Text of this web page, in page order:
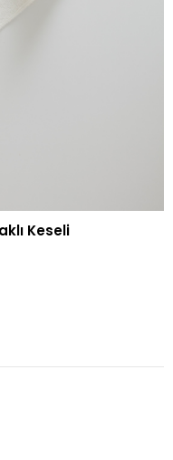
Keseli